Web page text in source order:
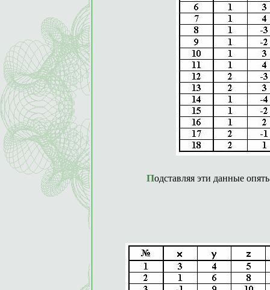
Подставляя эти данные